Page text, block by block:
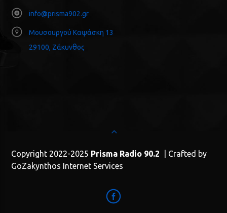
info@prisma902.gr
Μουσουργού Καψάσκη 13
29100, Ζάκυνθος
Copyright 2022-2025 Prisma Radio 90.2 | Crafted by
GoZakynthos Internet Services